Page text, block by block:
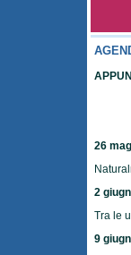
26
2
Tra le
9